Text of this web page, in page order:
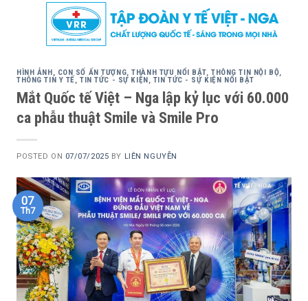
HÌNH ẢNH, CON SỐ ẤN TƯỢNG,THÀNH TỰU NỔI BẬT,THÔNG TIN NỘI BỘ,
THÔNG TIN Y TẾ,TIN TỨC - SỰ KIỆN, TIN TỨC - SỰ KIỆN NỔI BẬT
Mắt Quốc tế Việt – Nga lập kỷ lục với 60.000
ca phẫu thuật Smile và Smile Pro
POSTED ON 07/07/2025 BY LIÊN NGUYỄN
07
Th7